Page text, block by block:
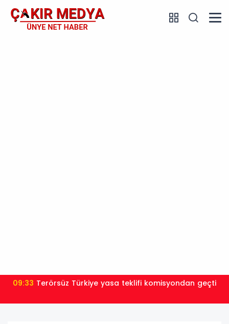
09:33 Terörsüz Türkiye yasa teklifi komisyondan geçti